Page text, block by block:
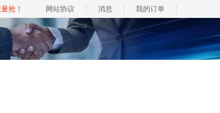
抢！ 网站协议 消息 我的订单